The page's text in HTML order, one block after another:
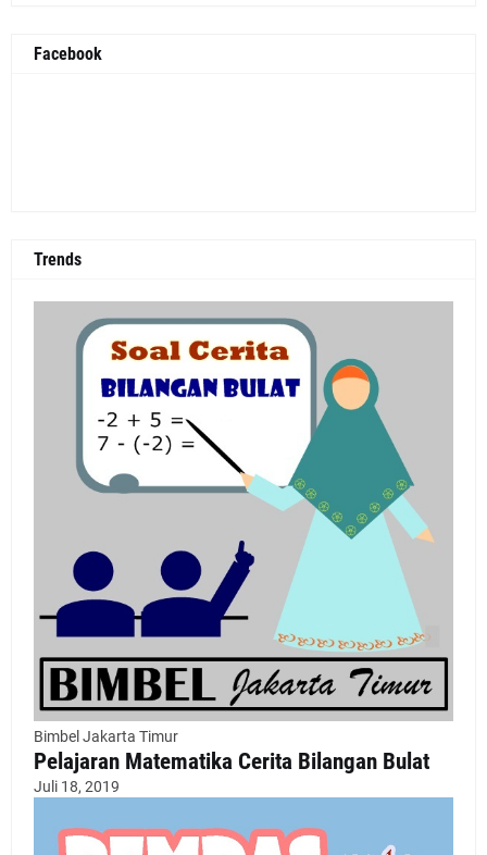
Facebook
Trends
Bimbel Jakarta Timur
Pelajaran Matematika Cerita Bilangan Bulat
Juli 18, 2019